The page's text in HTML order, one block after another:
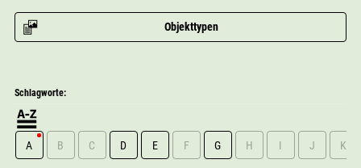
Objekttypen
Schlagworte:
A B C D E F G H I J K